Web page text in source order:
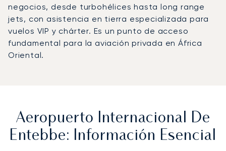
negocios, desde turbohélices hasta long range
jets, con asistencia en tierra especializada para
vuelos VIP y chárter. Es un punto de acceso
fundamental para la aviación privada en África
Oriental.
Aeropuerto Internacional De
Entebbe: Información Esencial